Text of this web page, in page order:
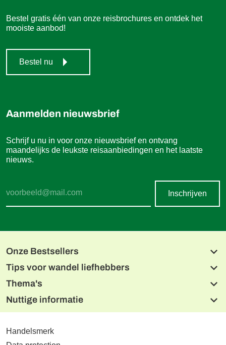
Bestel gratis één van onze reisbrochures en ontdek het
mooiste aanbod!
Bestel nu
Aanmelden nieuwsbrief
Schrijf u nu in voor onze nieuwsbrief en ontvang
maandelijks de leukste reisaanbiedingen en het laatste
nieuws.
Inschrijven
Onze Bestsellers
Beierse meren en de Isar
Alpe-Adria fietsroute, Salzburg naar Grado
Donau Radweg
Tien Meren Salzkammergut
Tips voor wandel liefhebbers
Lechweg
Noord Albanese Alpen
Alpe-Adriatrail drielandentour
Hoogtepunten van de Mont Blanc
Thema's
Wandelen met de hond
Wandelen met charme
Reizen per trein
Winterwandelen
Nuttige informatie
Online betalen
Handelsmerk